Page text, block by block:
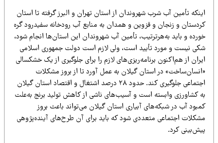
تأمین آب شرب شهروندان از استان تهران و البرز گرفته تا استان
و زنجان و قزوین و همدان به منابع آب رودخانه سفیدرود گره
و باید به‌هر‌ترتیب، تأمین آب شهروندان این استان‌ها انجام شود،
نیست و مورد تأیید است، ولی لازم است دولت جمهوری اسلامی
از هم‌اکنون برنامه‌ریزی‌های لازم را برای جلوگیری از یک خشکسالی
در استان گیلان به عمل آورد تا از بروز مشکلات
اجتماعی جلوگیری کند. حدود ۲۸ درصد اشتغال و اقتصاد استان گیلان
کشاورزی وابسته است و آسیب‌های ناشی از کاهش تولید برنج به‌علت
آب در شبکه‌های آبیاری استان گیلان می‌تواند باعث بروز
اجتماعی متعددی شود که باید برای آن طرح‌های آینده‌پژوهی
کرد.